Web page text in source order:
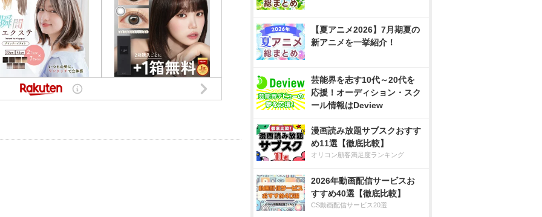
【夏アニメ2026】7月期夏の
新アニメを一挙紹介！
芸能界を志す10代～20代を
応援！オーディション・スク
ール情報はDeview
漫画読み放題サブスクおすす
め11選【徹底比較】
オリコン顧客満足度ランキング
2026年動画配信サービスお
すすめ40選【徹底比較】
CS動画配信サービス20選